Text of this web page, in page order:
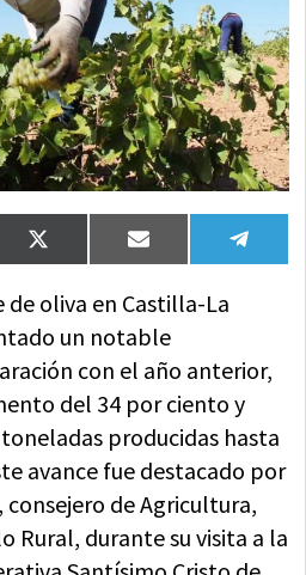
Compartir
en
X
(Twitter)
Compartir
en
Email
en
de oliva en Castilla-La
un notable
con el año anterior,
del 34 por ciento y
producidas hasta
avance fue destacado por
de Agricultura,
Rural, durante su visita a la